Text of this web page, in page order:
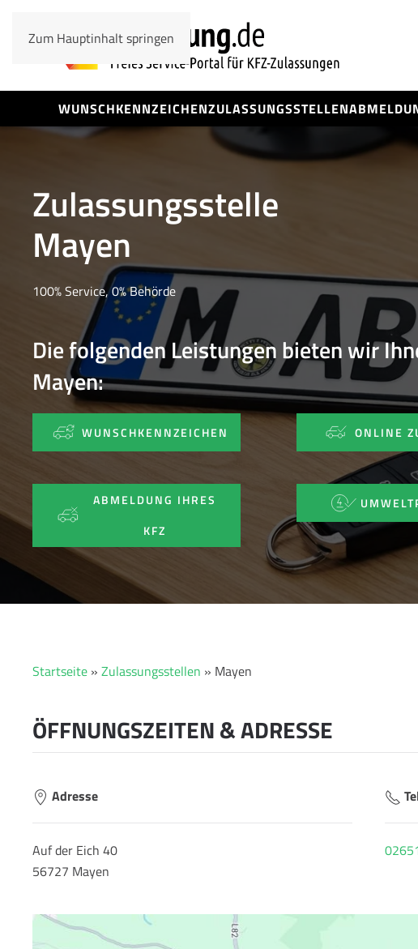
Zum Hauptinhalt springen
WUNSCHKENNZEICHENZULASSUNGSSTELLEN
Zulassungsstelle
Mayen
100% Service, 0% Behörde
Die folgenden Leistungen bieten wir
Mayen:
WUNSCHKENNZEICHEN ONLINE
ABMELDUNG IHRES
KFZ
Startseite » Zulassungsstellen » Mayen
ÖFFNUNGSZEITEN & ADRESSE
Adresse
Auf der Eich 40
56727 Mayen